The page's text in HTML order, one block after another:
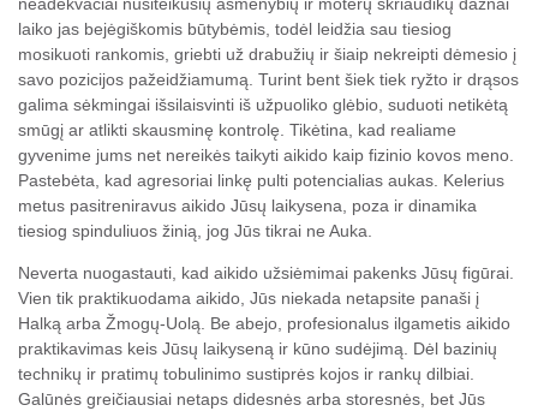
laiko jas bejėgiškomis būtybėmis, todėl leidžia sau tiesiog
mosikuoti rankomis, griebti už drabužių ir šiaip nekreipti dėmesio į
savo pozicijos pažeidžiamumą. Turint bent šiek tiek ryžto ir drąsos
galima sėkmingai išsilaisvinti iš užpuoliko glėbio, suduoti netikėtą
smūgį ar atlikti skausminę kontrolę. Tikėtina, kad realiame
gyvenime jums net nereikės taikyti aikido kaip fizinio kovos meno.
Pastebėta, kad agresoriai linkę pulti potencialias aukas. Kelerius
metus pasitreniravus aikido Jūsų laikysena, poza ir dinamika
tiesiog spinduliuos žinią, jog Jūs tikrai ne Auka.
Neverta nuogastauti, kad aikido užsiėmimai pakenks Jūsų figūrai.
Vien tik praktikuodama aikido, Jūs niekada netapsite panaši į
Halką arba Žmogų-Uolą. Be abejo, profesionalus ilgametis aikido
praktikavimas keis Jūsų laikyseną ir kūno sudėjimą. Dėl bazinių
technikų ir pratimų tobulinimo sustiprės kojos ir rankų dilbiai.
Galūnės greičiausiai netaps didesnės arba storesnės, bet Jūs